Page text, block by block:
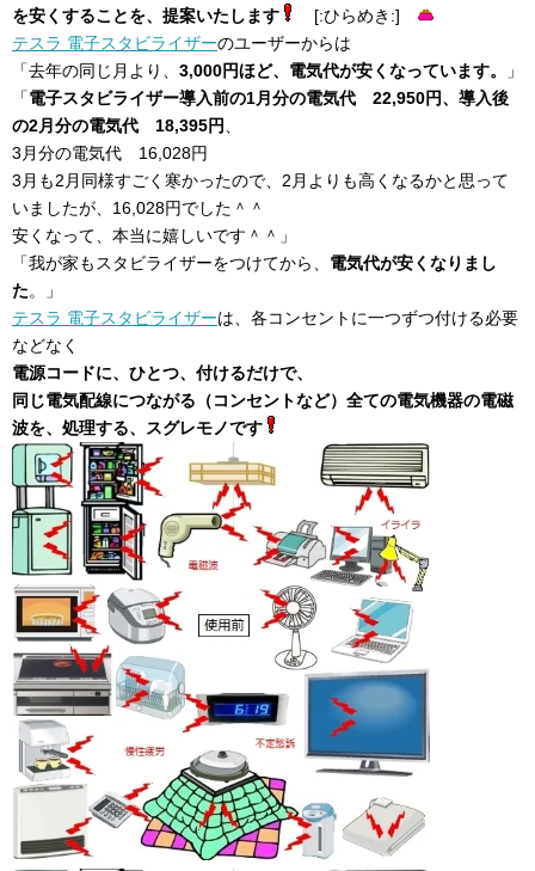
を安くすることを、提案いたします
[:ひらめき:]
テスラ 電子スタビライザーのユーザーからは
「去年の同じ月より、 3,000円ほど、電気代が安くなっています。
」
「電子スタビライザー導入前の1月分の電気代 22,950円、導入後
の2月分の電気代 18,395円、
3月分の電気代 16,028円
3月も2月同様すごく寒かったので、2月よりも高くなるかと思って
いましたが、16,028円でした＾＾
安くなって、本当に嬉しいです＾＾」
「我が家もスタビライザーをつけてから、 電気代が安くなりまし
た。」
テスラ 電子スタビライザーは、各コンセントに一つずつ付ける必要
などなく
電源コードに、ひとつ、付けるだけで、
同じ電気配線につながる（コンセントなど）全ての電気機器の電磁
波を、処理する、スグレモノです